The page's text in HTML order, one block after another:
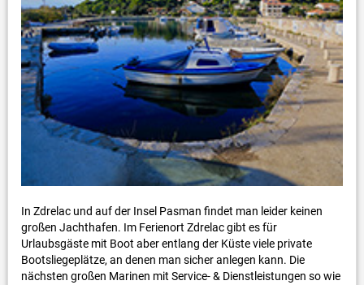
In Zdrelac und auf der Insel Pasman findet man leider keinen
großen Jachthafen. Im Ferienort Zdrelac gibt es für
Urlaubsgäste mit Boot aber entlang der Küste viele private
Bootsliegeplätze, an denen man sicher anlegen kann. Die
nächsten großen Marinen mit Service- & Dienstleistungen so wie